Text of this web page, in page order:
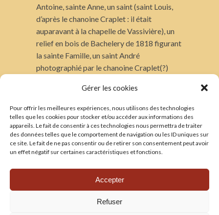
Gérer les cookies
Pour offrir les meilleures expériences, nous utilisons des technologies
telles que les cookies pour stocker et/ou accéder aux informations des
appareils. Le fait de consentir à ces technologies nous permettra de traiter
des données telles que le comportement de navigation ou les ID uniques sur
ce site. Le fait de ne pas consentir ou de retirer son consentement peut avoir
un effet négatif sur certaines caractéristiques et fonctions.
Accepter
Refuser
Antoine, sainte Anne, un saint (saint Louis,
d’après le chanoine Craplet : il était
auparavant à la chapelle de Vassivière), un
relief en bois de Bachelery de 1818 figurant
la sainte Famille, un saint André
photographié par le chanoine Craplet(?)
de Vassivière trône dans l’église.
TRADUCTIONS
——————-
Voir les traductions
Les amis de la cathédrale